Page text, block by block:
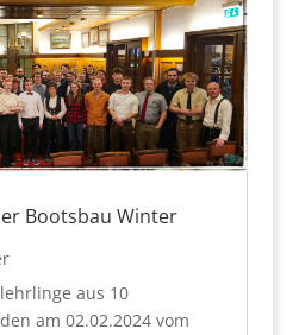
Bootsbau Winter
aus 10
am 02.02.2024 vom